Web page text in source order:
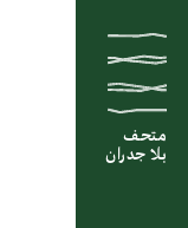
متحف
بلا جدران
متحف
بلا جدران
متحف
بلا جدران